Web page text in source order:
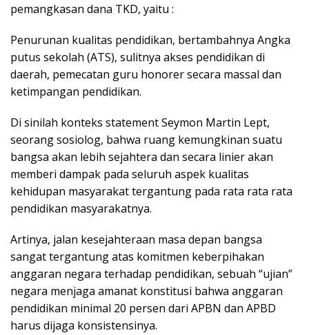
pemangkasan dana TKD, yaitu :
Penurunan kualitas pendidikan, bertambahnya Angka
putus sekolah (ATS), sulitnya akses pendidikan di
daerah, pemecatan guru honorer secara massal dan
ketimpangan pendidikan.
Di sinilah konteks statement Seymon Martin Lept,
seorang sosiolog, bahwa ruang kemungkinan suatu
bangsa akan lebih sejahtera dan secara linier akan
memberi dampak pada seluruh aspek kualitas
kehidupan masyarakat tergantung pada rata rata rata
pendidikan masyarakatnya.
Artinya, jalan kesejahteraan masa depan bangsa
sangat tergantung atas komitmen keberpihakan
anggaran negara terhadap pendidikan, sebuah “ujian”
negara menjaga amanat konstitusi bahwa anggaran
pendidikan minimal 20 persen dari APBN dan APBD
harus dijaga konsistensinya.